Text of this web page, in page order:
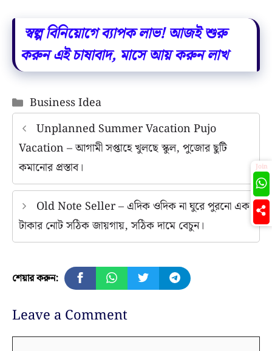
স্বল্প বিনিয়োগে ব্যাপক লাভ! আজই শুরু
করুন এই চাষাবাদ, মাসে আয় করুন লাখ
Categories
Business Idea
Unplanned Summer Vacation Pujo
Vacation – আগামী সপ্তাহে খুলছে স্কুল, পুজোর ছুটি
কমানোর প্রস্তাব।
Old Note Seller – এদিক ওদিক না ঘুরে পুরনো এক
টাকার নোট সঠিক জায়গায়, সঠিক দামে বেচুন।
শেয়ার করুন:
Leave a Comment
Join